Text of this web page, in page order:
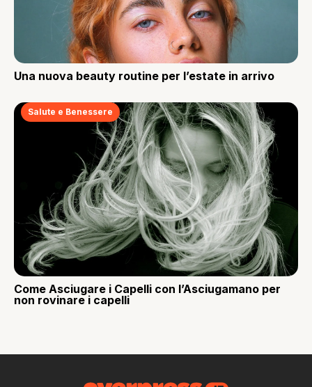
Una nuova beauty routine per l’estate in arrivo
Salute e Benessere
Come Asciugare i Capelli con l’Asciugamano per
non rovinare i capelli